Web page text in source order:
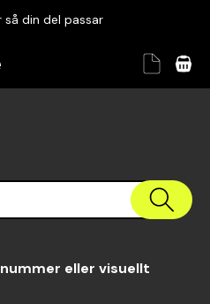
så din del passar
passform
eller visuellt